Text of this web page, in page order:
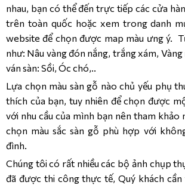
nhau, bạn có thể đến trực tiếp các cửa
trên toàn quốc hoặc xem trong danh
website để chọn được map màu ưng ý.
như: Nâu vàng đón nắng, trắng xám,
ván sàn: Sồi, Óc chó,..
Lựa chọn màu sàn gỗ nào chủ yếu phụ
thích của bạn, tuy nhiên để chọn được
với nhu cầu của mình bạn nên tham khảo
chọn màu sắc sàn gỗ phù hợp với
đình.
Chúng tôi có rất nhiều các bộ ảnh chụp
đã được thi công thực tế, Quý khách